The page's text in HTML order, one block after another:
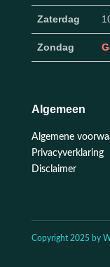
Zaterdag
Zondag
Algemeen
Algemene
Privacyverklaring
Disclaimer
Copyright 2025 by